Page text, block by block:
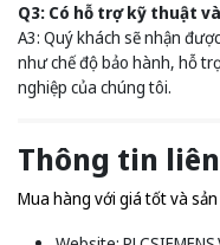
Q3: Có hỗ trợ kỹ thuật
A3: Quý khách sẽ nhận
như chế độ bảo hành, hỗ
nghiệp của chúng tôi.
Thông tin
Mua hàng với giá tốt và